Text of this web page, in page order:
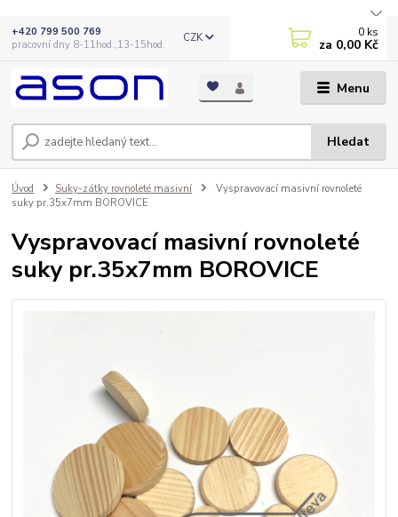
Menu
CZK
Hledat
+420 799 500 769
pracovní dny 8-11hod.,13-15hod.
0 ks
za 0,00 Kč
Úvod Suky-zátky rovnoleté masivní
Vyspravovací masivní rovnoleté
suky pr.35x7mm BOROVICE
Vyspravovací masivní rovnoleté
suky pr.35x7mm BOROVICE